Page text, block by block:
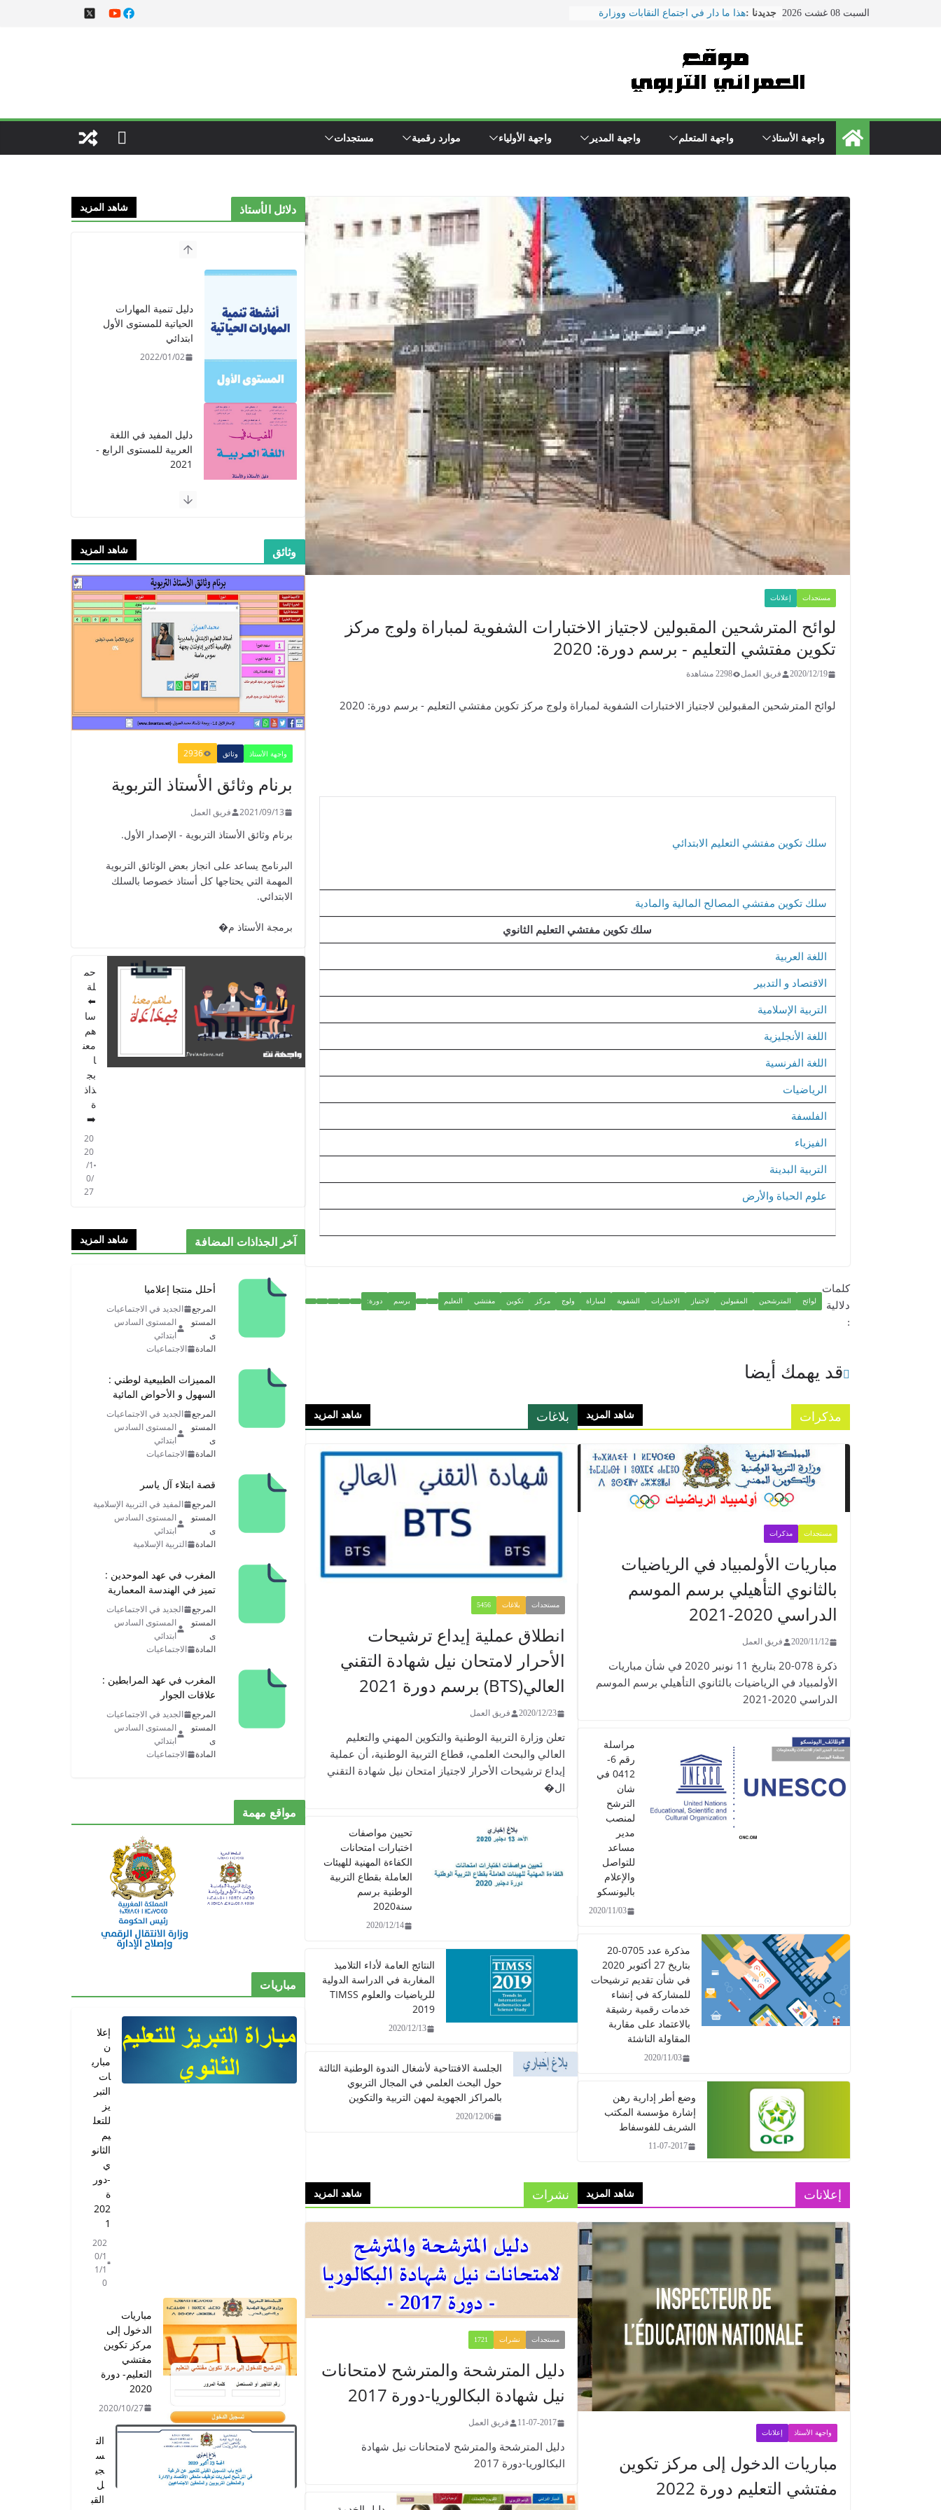
السبت 08 غشت 2026 جديدنا :هذا ما دار في اجتماع النقابات ووزارة
\"بنموسى\" وسط دعوات لتصعيد
الاحتجاجات
نقل مدير مؤسسة تعليمية بسلا إلى
التعليم دورة 2022
فاصيل عرض الحكومة للنقابات قبيل فاتح
واجهة الأستاذ واجهة المتعلم واجهة المدير واجهة الأولياء موارد رقمية مستجدات
مستجدات إعلانات
لوائح المترشحين المقبولين لاجتياز الاختبارات الشفوية لمباراة ولوج مركز
تكوين مفتشي التعليم - برسم دورة: 2020
2020/12/19 فريق العمل 2298 مشاهدة
لوائح المترشحين المقبولين لاجتياز الاختبارات الشفوية لمباراة ولوج مركز تكوين مفتشي التعليم - برسم دورة: 2020
سلك تكوين مفتشي التعليم الابتدائي
​سلك تكوين مفتشي المصالح المالية والمادية
سلك تكوين مفتشي التعليم الثانوي
​اللغة العربية
​الاقتصاد و التدبير
​التربية الإسلامية
​اللغة الأنجليزية
​اللغة الفرنسية
​الرياضيات
​الفلسفة
​الفيزياء
​التربية البدينة
​علوم الحياة والأرض
كلمات
دلالية
:
لوائح المترشحين المقبولين لاجتياز الاختبارات الشفوية لمباراة ولوج مركز تكوين مفتشي التعليم برسم دورة:
قد يهمك أيضا
مذكرات شاهد المزيد
مستجدات مذكرات
مباريات الأولمبياد في الرياضيات
بالثانوي التأهيلي برسم الموسم
الدراسي 2020-2021
2020/11/12 فريق العمل
ذكرة 078-20 بتاريخ 11 نونبر 2020 في شأن مباريات
الأولمبياد في الرياضيات بالثانوي التأهيلي برسم الموسم
الدراسي 2020-2021
مراسلة
رقم 6-
0412 في
شان
الترشح
لمنصب
مدير
مساعد
للتواصل
والإعلام
باليونسكو
2020/11/03
مذكرة عدد 0705-20
بتاريخ 27 أكتوبر 2020
في شأن تقديم ترشيحات
للمشاركة في إنشاء
خدمات رقمية رشيقة
بالاعتماد على مقاربة
المقاولة الناشئة
2020/11/03
وضع أطر إدارية رهن
إشارة مؤسسة المكتب
الشريف للفوسفاط
11-07-2017
بلاغات شاهد المزيد
مستجدات بلاغات 5456
انطلاق عملية إيداع ترشيحات
الأحرار لامتحان نيل شهادة التقني
العالي(BTS) برسم دورة 2021
2020/12/23 فريق العمل
تعلن وزارة التربية الوطنية والتكوين المهني والتعليم
العالي والبحث العلمي، قطاع التربية الوطنية، أن عملية
إيداع ترشيحات الأحرار لاجتياز امتحان نيل شهادة التقني
ال�
تحيين مواصفات
اختبارات امتحانات
الكفاءة المهنية للهيئات
العاملة بقطاع التربية
الوطنية برسم
سنة2020
2020/12/14
النتائج العامة لأداء التلاميذ
المغاربة في الدراسة الدولية
للرياضيات والعلوم TIMSS
2019
2020/12/13
الجلسة الافتتاحية لأشغال الندوة الوطنية الثالثة
حول البحث العلمي في المجال التربوي
بالمراكز الجهوية لمهن التربية والتكوين
2020/12/06
إعلانات شاهد المزيد
واجهة الأستاذ إعلانات
مباريات الدخول إلى مركز تكوين
مفتشي التعليم دورة 2022
نشرات شاهد المزيد
مستجدات نشرات 1721
​​​​دليل المترشحة والمترشح لامتحانات
نيل شهادة البكالوريا-دورة 2017
11-07-2017 فريق العمل
​​​​دليل المترشحة والمترشح لامتحانات نيل شهادة
البكالوريا-دورة 2017
دلائل الأستاذ شاهد المزيد
دليل تنمية المهارات
الحياتية للمستوى الأول
ابتدائي
2022/01/02
​دليل المفيد في اللغة
العربية للمستوى الرابع -
2021
​Guide Prof - ​​​Guide
Mes apprentissages
en Français 6 AEP
-2021
2021/09/01
الدليل البيداغوجي لتنمية
المهارات الحياتية
2022/01/02
PROFESSEUR -
PARCOURS - 6ème
ANNEE 2021
2021/09/01
الخامس 2021
2021/09/01
وثائق شاهد المزيد
واجهة الأستاذ وثائق 2936
برنام وثائق الأستاذ التربوية
2021/09/13 فريق العمل
برنام وثائق الأستاذ التربوية - الإصدار الأول.
البرنامج يساعد على انجاز بعض الوثائق التربوية
المهمة التي يحتاجها كل أستاذ خصوصا بالسلك
الابتدائي.
برمجة الأستاذ م�
حم
لة
⬅️
سا
هم
معن
ا
بج
ذاذ
ة
➡️
20
20
/1
0/
27
آخر الجذاذات المضافة شاهد المزيد
أحلل منتجا إعلاميا
المرجع
الجديد في الاجتماعيات
المستو
ى
المستوى السادس
ابتدائي
المادة
الاجتماعيات
المميزات الطبيعية لوطني :
السهول و الأحواض المائية
المرجع
الجديد في الاجتماعيات
المستو
ى
المستوى السادس
ابتدائي
المادة
الاجتماعيات
قصة ابتلاء آل ياسر
المرجع
المفيد في التربية الإسلامية
المستو
ى
المستوى السادس
ابتدائي
المادة
التربية الإسلامية
المغرب في عهد الموحدين :
تميز في الهندسة المعمارية
المرجع
الجديد في الاجتماعيات
المستو
ى
المستوى السادس
ابتدائي
المادة
الاجتماعيات
المغرب في عهد المرابطين :
علاقات الجوار
المرجع
الجديد في الاجتماعيات
المستو
ى
المستوى السادس
ابتدائي
المادة
الاجتماعيات
مواقع مهمة
مباريات
إعلا
ن
مباري
ات
التبر
يز
للتعل
يم
الثانو
ي
-دور
ة
202
1
202
0/1
1/1
0
مباريات
الدخول إلى
مركز تكوين
مفتشي
التعليم- دورة
2020
2020/10/27
الت
س
جي
ل
القب